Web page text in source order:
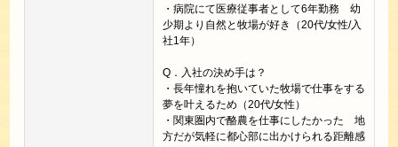
・病院にて医療従事者として6年勤務 幼
少期より自然と牧場が好き（20代/女性/入
社1年）
Q．入社の決め手は？
・長年憧れを抱いていた牧場で仕事をする
夢を叶えるため（20代/女性）
・関東圏内で酪農を仕事にしたかった 地
方だが気軽に都心部に出かけられる距離感